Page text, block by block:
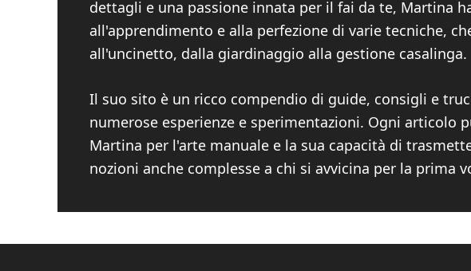
dettagli e una passione innata per il fai da te, Martina
all'apprendimento e alla perfezione di varie tecniche,
all'uncinetto, dalla giardinaggio alla gestione casalinga.
Il suo sito è un ricco compendio di guide, consigli e
numerose esperienze e sperimentazioni. Ogni articolo
Martina per l'arte manuale e la sua capacità di
nozioni anche complesse a chi si avvicina per la prima